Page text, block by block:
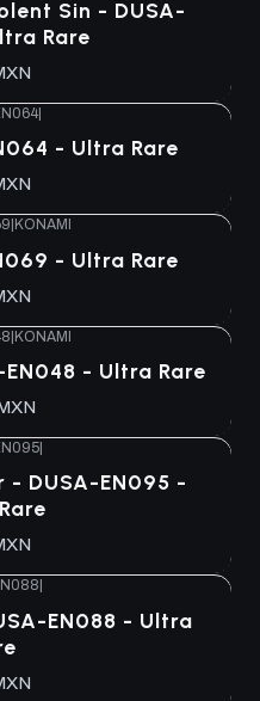
Sin - DUSA-
Rare
- Ultra Rare
KONAMI
- Ultra Rare
|KONAMI
- Ultra Rare
|
DUSA-EN095 -
EN088 - Ultra